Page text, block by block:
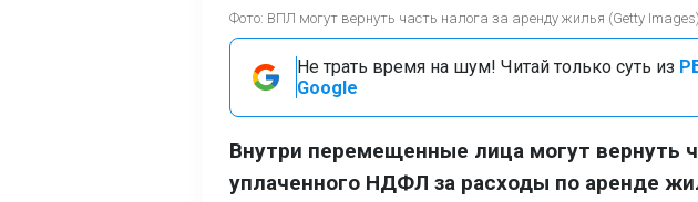
Фото: ВПЛ могут вернуть часть налога за аренду жилья (Getty Images)
Не трать время на шум! Читай только суть из
Google
Внутри перемещенные лица могут вернуть
уплаченного НДФЛ за расходы по аренде